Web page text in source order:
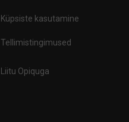
Küpsiste kasutamine
Tellimistingimused
Liitu Opiquga